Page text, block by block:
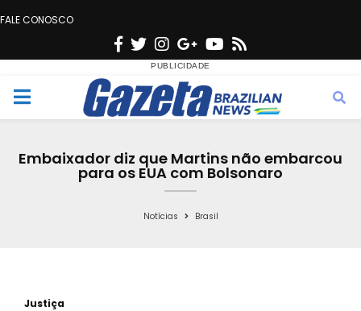
FALE CONOSCO
F
c
e
o
T
w
i
t
e
n
s
t
g
r
a
G
o
o
g
e
Y
u
t
b
s
M
Embaixador diz que Martins não embarcou
para os EUA com Bolsonaro
Notícias Brasil
Justiça